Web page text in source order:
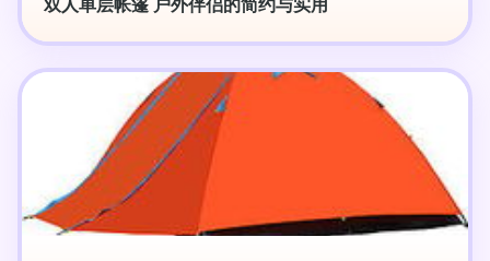
双人单层帐篷 户外伴侣的简约与实用